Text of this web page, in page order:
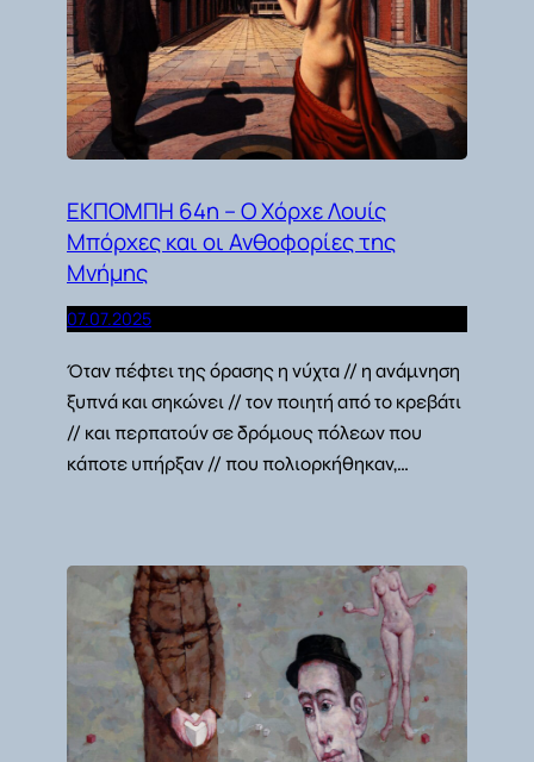
ΕΚΠΟΜΠΗ 64η – Ο Χόρχε Λουίς
Μπόρχες και οι Ανθοφορίες της
Μνήμης
07.07.2025
Όταν πέφτει της όρασης η νύχτα // η ανάμνηση
ξυπνά και σηκώνει // τον ποιητή από το κρεβάτι
// και περπατούν σε δρόμους πόλεων που
κάποτε υπήρξαν // που πολιορκήθηκαν,…